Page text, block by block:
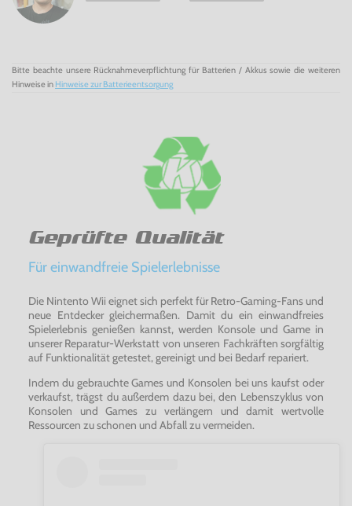
Bitte beachte unsere Rücknahmeverpflichtung für Batterien / Akkus sowie die weiteren
Hinweise in Hinweise zur Batterieentsorgung
Geprüfte Qualität
Für einwandfreie Spielerlebnisse
Die Nintento Wii eignet sich perfekt für Retro-Gaming-Fans und
neue Entdecker gleichermaßen. Damit du ein einwandfreies
Spielerlebnis genießen kannst, werden Konsole und Game in
unserer Reparatur-Werkstatt von unseren Fachkräften sorgfältig
auf Funktionalität getestet, gereinigt und bei Bedarf repariert.
Indem du gebrauchte Games und Konsolen bei uns kaufst oder
verkaufst, trägst du außerdem dazu bei, den Lebenszyklus von
Konsolen und Games zu verlängern und damit wertvolle
Ressourcen zu schonen und Abfall zu vermeiden.